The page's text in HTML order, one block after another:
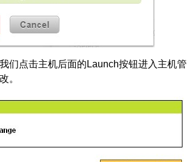
们点击主机后面的Launch按钮进入主机管
。